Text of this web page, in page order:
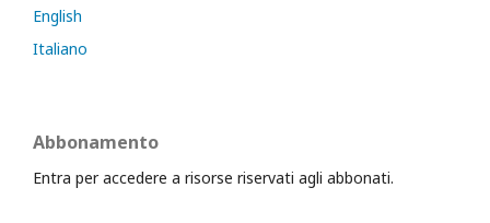
English
Italiano
Abbonamento
Entra per accedere a risorse riservati agli abbonati.